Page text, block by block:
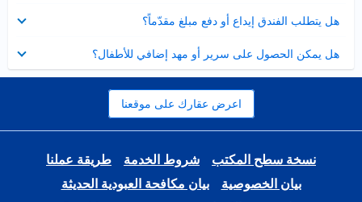
هل يتطلب الفندق إيداع أو دفع مبلغ مقدّماً؟
مصغر
هل يمكن الحصول على سرير أو مهد إضافي للأطفال؟
مصغر
اعرض عقارك على موقعنا
نسخة سطح المكتب شروط الخدمة
طريقة عملنا
بيان الخصوصية
بيان مكافحة العبودية الحديثة